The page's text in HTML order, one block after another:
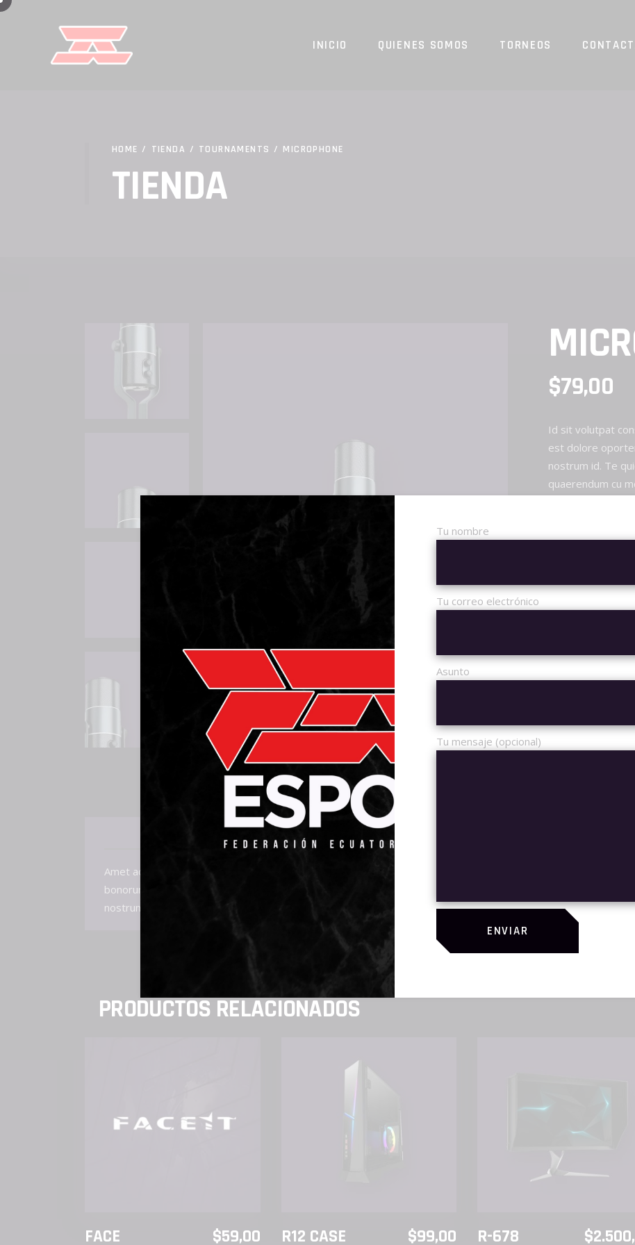
Tu nombre
Tu correo electrónico
Asunto
Tu mensaje (opcional)
ENVIAR
INICIO QUIENES SOMOS TORNEOS
HOME/TIENDA/TOURNAMENTS/MICROPHONE
TIENDA
$79,00
Id sit volutpat
est dolore
nostrum id. Te
quaerendum cu
Microphone
AÑADIR
QUICK INFO
ETIQUETAS:CS
DESCRIPCIÓN INFORMACIÓN ADICIONAL
Amet accusam facilisi ne per, sea eu scripta tractatos imperdiet, in cum exerci iisque. Eam eripuit feugiat et,
bonorum mediocrem id. Id sit volutpat consetetur, etiam viris voluptatibus ne duo. Cu est dolore oportere. Id
nostrum id. Te quidam accusam urbanitas quo, omnes quaerendum cu mea.
PRODUCTOS RELACIONADOS
AÑADIR AL CARRITO
FACE $59,00
AÑADIR AL CARRITO
R12 CASE $99,00 R-678 $